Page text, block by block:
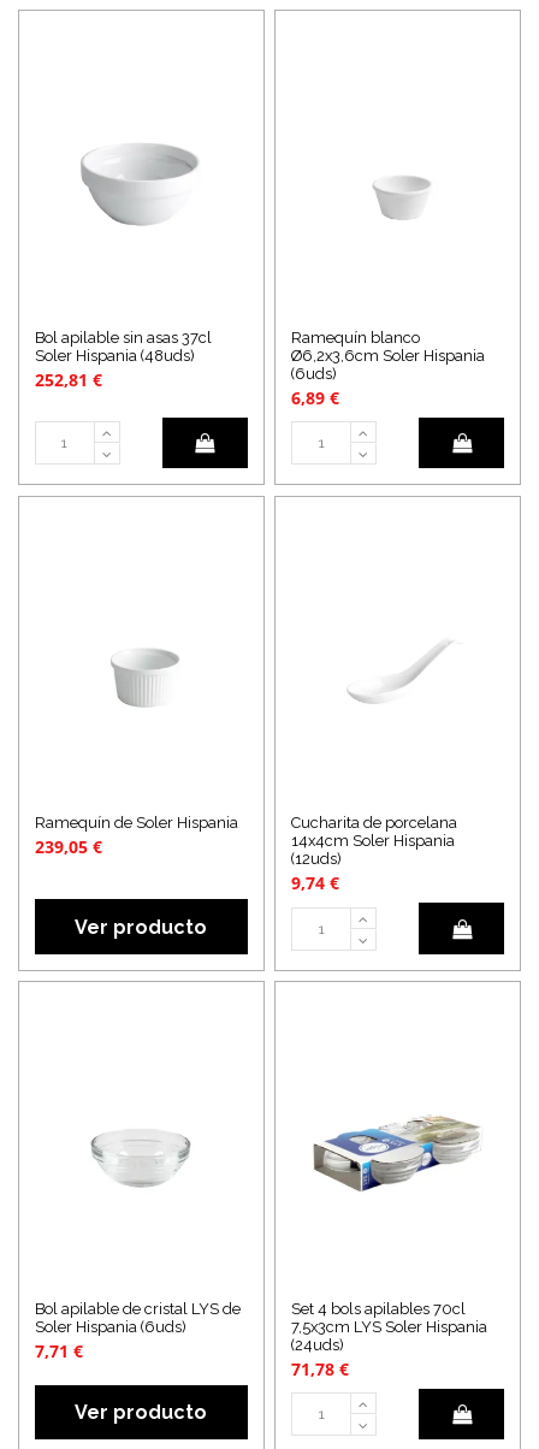
Bol apilable sin asas 37cl
Soler Hispania (48uds)
252,81 €
Ramequín blanco
Ø6,2x3,6cm Soler Hispania
(6uds)
6,89 €
Ramequín de Soler Hispania
239,05 €
Ver producto
Cucharita de porcelana
14x4cm Soler Hispania
(12uds)
9,74 €
Bol apilable de cristal LYS de
Soler Hispania (6uds)
7,71 €
Ver producto
Set 4 bols apilables 70cl
7,5x3cm LYS Soler Hispania
(24uds)
71,78 €